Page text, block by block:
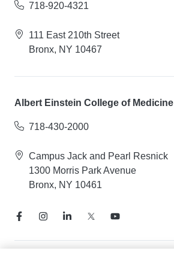
718-920-4321
111 East 210th Street
Bronx, NY 10467
Albert Einstein College of Medicine
718-430-2000
Campus Jack and Pearl Resnick
1300 Morris Park Avenue
Bronx, NY 10461